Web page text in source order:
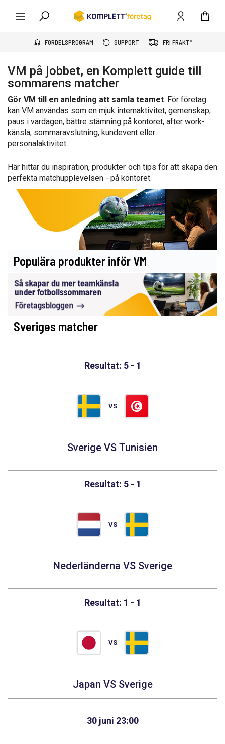
FÖRDELSPROGRAM SUPPORT FRI FRAKT*
VM på jobbet, en Komplett guide till
sommarens matcher
Gör VM till en anledning att samla teamet. För företag
kan VM användas som en mjuk internaktivitet, gemenskap,
paus i vardagen, bättre stämning på kontoret, after work-
känsla, sommaravslutning, kundevent eller
personalaktivitet.
Här hittar du inspiration, produkter och tips för att skapa den
perfekta matchupplevelsen - på kontoret.
Populära produkter inför VM
Sveriges matcher
Resultat: 5 - 1
VS
Sverige VS Tunisien
Resultat: 5 - 1
VS
Nederländerna VS Sverige
Resultat: 1 - 1
VS
Japan VS Sverige
30 juni 23:00